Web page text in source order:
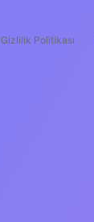
Gizlilik Politikası